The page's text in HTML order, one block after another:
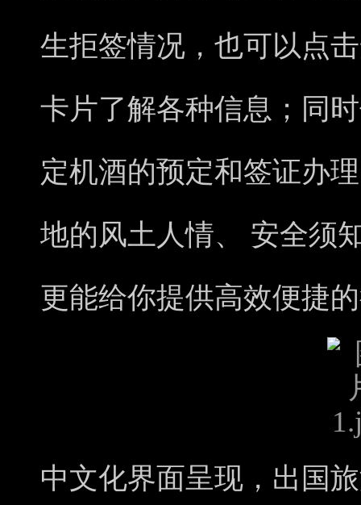
生拒签情况，也可以点
卡片了解各种信息；同
定机酒的预定和签证办
地的风土人情、 安全须
更能给你提供高效便捷
中文化界面呈现，出 国